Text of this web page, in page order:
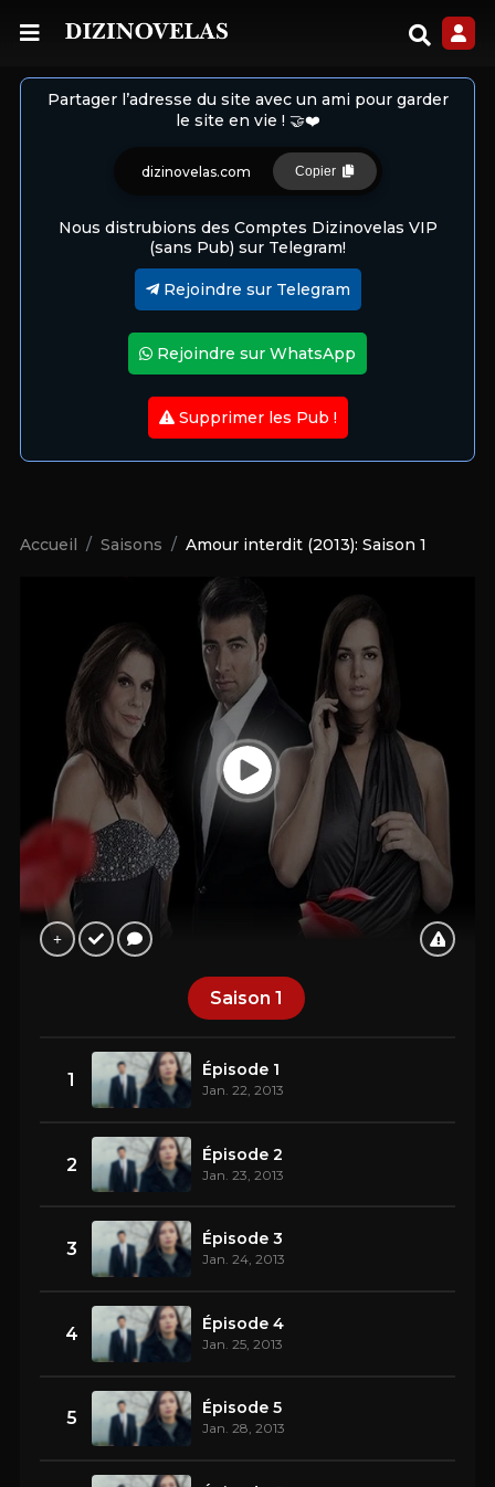
Partager l’adresse du site avec un ami pour garder
le site en vie ! 🤝❤️
dizinovelas.com Copier
Nous distrubions des Comptes Dizinovelas VIP
(sans Pub) sur Telegram!
Rejoindre sur Telegram
Rejoindre sur WhatsApp
Supprimer les Pub !
Accueil Saisons Amour interdit (2013): Saison 1
Saison 1
1 Épisode 1
Jan. 22, 2013
2 Épisode 2
Jan. 23, 2013
3 Épisode 3
Jan. 24, 2013
4 Épisode 4
Jan. 25, 2013
5 Épisode 5
Jan. 28, 2013